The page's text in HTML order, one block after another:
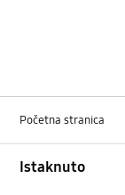
Početna stranica
Istaknuto